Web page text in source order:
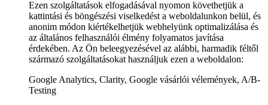
Ezen szolgáltatások elfogadásával nyomon követhetjük a
kattintási és böngészési viselkedést a weboldalunkon belül, és
anonim módon kiértékelhetjük webhelyünk optimalizálása és
az általános felhasználói élmény folyamatos javítása
érdekében. Az Ön beleegyezésével az alábbi, harmadik féltől
származó szolgáltatásokat használjuk ezen a weboldalon:
Google Analytics, Clarity, Google vásárlói vélemények, A/B-
Testing